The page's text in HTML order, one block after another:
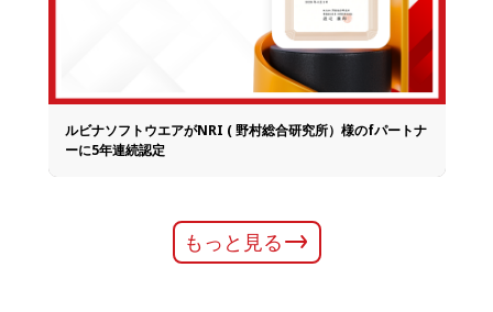
ルビナソフトウエアがNRI ( 野村総合研究所）様のfパートナ
ーに5年連続認定
もっと見る